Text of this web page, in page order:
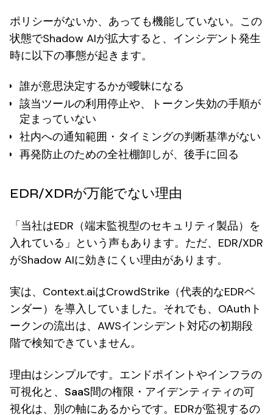
ポリシーがないか、あっても機能していない。この
状態でShadow AIが拡大すると、インシデント発生
時に以下の事態が起きます。
誰が意思決定するかが曖昧になる
該当ツールの利用停止や、トークン失効の手順が
定まっていない
社内への通知範囲・タイミングの判断基準がない
再発防止のための全社棚卸しが、後手に回る
EDR/XDRが万能でない理由
「当社はEDR（端末監視型のセキュリティ製品）を
入れている」という声もあります。ただ、EDR/XDR
がShadow AIに効きにくい理由があります。
実は、Context.aiはCrowdStrike（代表的なEDRベ
ンダー）を導入していました。それでも、OAuthト
ークンの流出は、AWSインシデント対応の初期段
階で検知できていません。
理由はシンプルです。 エンドポイントやインフラの
可視化と、SaaS間の権限・アイデンティティの可
視化は、別の軸にあるからです。EDRが監視するの